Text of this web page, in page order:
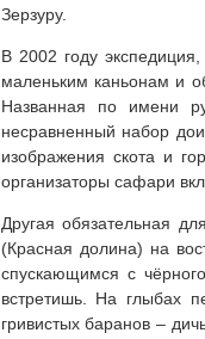
Зерзуру.
В 2002 году
маленьким каньонам и
Названная по имени
несравненный набор
изображения скота и
организаторы сафари
Другая обязательная
(Красная долина) на
спускающимся с
встретишь. На глыбах
гривистых баранов –